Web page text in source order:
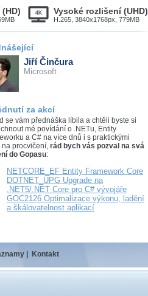
Vysoké rozlišení (UHD)
H.265, 3840x1768px, 779MB
Jiří Činčura
Microsoft
za akcí
se vám přednáška líbila a chtěli byste si
mé povídání o .NETu, Entity
a C# na více dnů i s praktickými
na procvičení, rád bych vás pozval na svá
do Gopasu:
NETCORE_EF Entity Framework Core
DOTNET_UPG Upgrade na
.NET5/.NET Core pro C# vývojáře
GOC2126 Optimalizace výkonu, ladění
a škálovatelnost aplikací
| Kontakt